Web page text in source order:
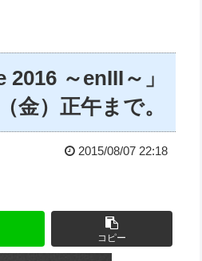
～enIII～」
金）正午まで。
2015/08/07 22:18
コピー